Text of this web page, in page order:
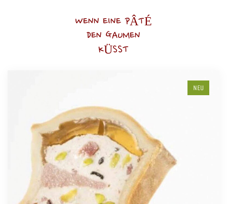
WENN EINE PÂTÉ
DEN GAUMEN
KÜSST
NEU